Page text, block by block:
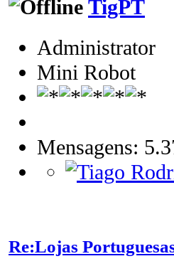
TigPT
Administrator
Mini Robot
Mensagens:
Re:Lojas